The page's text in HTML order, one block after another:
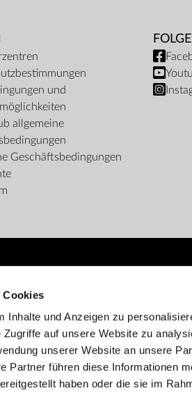
Cookies
Inhalte und Anzeigen zu
auf unsere Website zu
unserer Website an unsere
Partner führen diese Informationen
haben oder die sie im
und
allgemeine
Geschäftsbedingungen